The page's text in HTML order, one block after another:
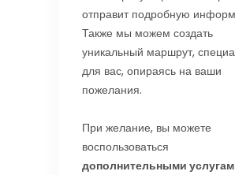
отправит подробную
Также мы можем создать
уникальный маршрут,
для вас, опираясь на ваши
пожелания.
При желание, вы можете
воспользоваться
дополнительными